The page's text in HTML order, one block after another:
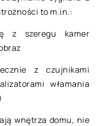
to m.in.:
z szeregu kamer
z czujnikami
włamania
wnętrza domu, nie